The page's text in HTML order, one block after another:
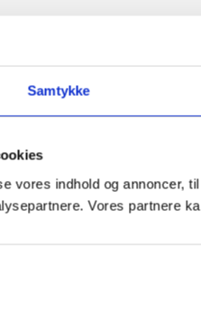
Samtykke
vores indhold og annoncer,
Vores partnere